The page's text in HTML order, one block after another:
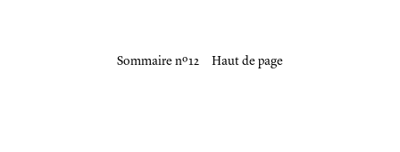
Sommaire nº 12 Haut de page